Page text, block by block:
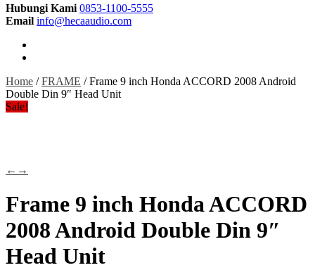
Hubungi Kami 0853-1100-5555
Email info@hecaaudio.com
Home /FRAME / Frame 9 inch Honda ACCORD 2008 Android
Double Din 9″ Head Unit
Sale!
← →
Frame 9 inch Honda ACCORD
2008 Android Double Din 9″
Head Unit